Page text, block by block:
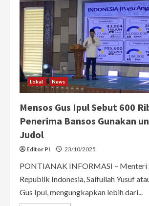
Lokal News
Mensos Gus Ipul Sebut 600
Penerima Bansos Gunakan
Judol
Editor PI 23/10/2025
PONTIANAK INFORMASI – Menteri
Republik Indonesia, Saifullah Yusuf
Gus Ipul, mengungkapkan lebih dari...